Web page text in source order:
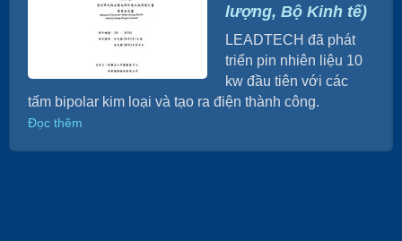
lượng, Bộ Kinh tế)
LEADTECH đã phát
triển pin nhiên liệu 10
kw đầu tiên với các
tấm bipolar kim loại và tạo ra điện thành công.
Đọc thêm